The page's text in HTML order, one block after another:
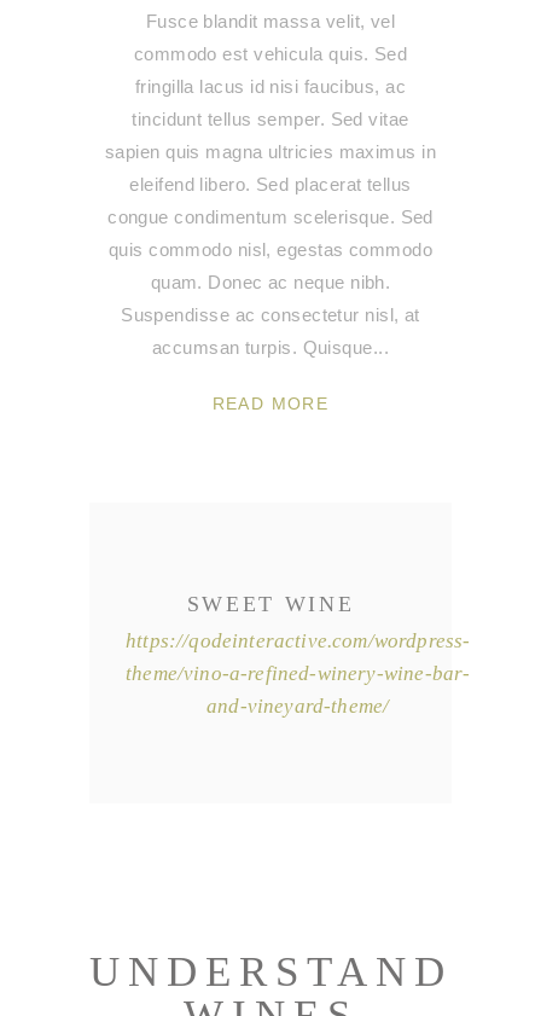
Fusce blandit massa velit, vel
commodo est vehicula quis. Sed
fringilla lacus id nisi faucibus, ac
tincidunt tellus semper. Sed vitae
sapien quis magna ultricies maximus in
eleifend libero. Sed placerat tellus
congue condimentum scelerisque. Sed
quis commodo nisl, egestas commodo
quam. Donec ac neque nibh.
Suspendisse ac consectetur nisl, at
accumsan turpis. Quisque
READ MORE
SWEET WINE
https://qodeinteractive.com/wordpress-
theme/vino-a-refined-winery-wine-bar-
and-vineyard-theme/
UNDERSTAND